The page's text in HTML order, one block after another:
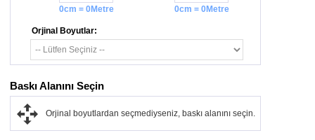
0cm = 0Metre
0cm = 0Metre
Orjinal Boyutlar:
Baskı Alanını Seçin
Orjinal boyutlardan seçmediyseniz, baskı alanını seçin.